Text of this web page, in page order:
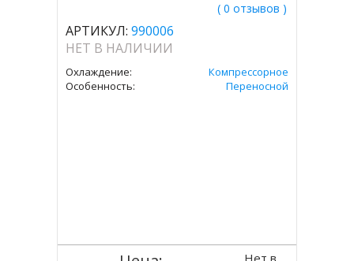
( 0 отзывов )
АРТИКУЛ: 990006
НЕТ В НАЛИЧИИ
Охлаждение:
Компрессорное
Особенность:
Переносной
Нет в